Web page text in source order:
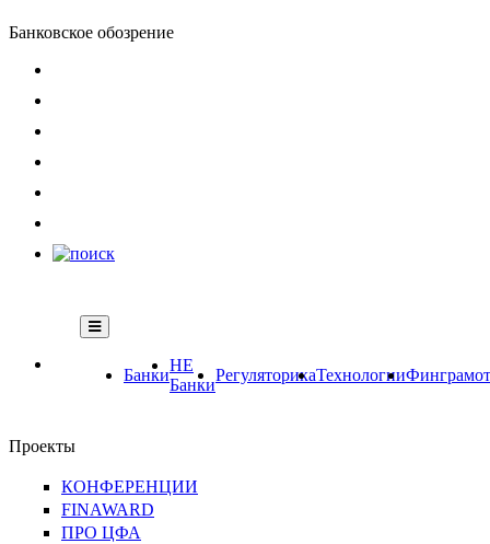
Банковское обозрение
Банки
НЕ
Банки
РегуляторикаТехнологии
Проекты
КОНФЕРЕНЦИИ
FINAWARD
ПРО ЦФА